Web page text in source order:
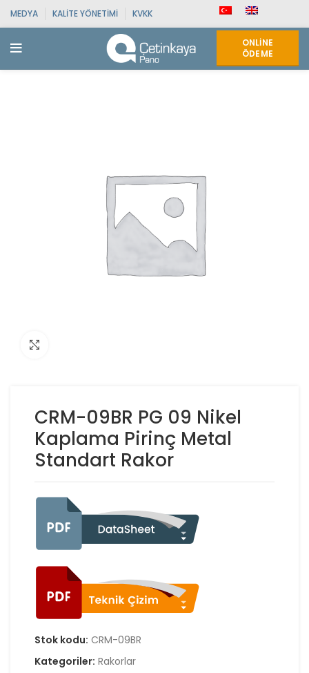
MEDYA KALITE YÖNETIMI KVKK
ONLINE
ÖDEME
CRM-09BR PG 09 Nikel
Kaplama Pirinç Metal
Standart Rakor
Stok kodu: CRM-09BR
Kategoriler: Rakorlar